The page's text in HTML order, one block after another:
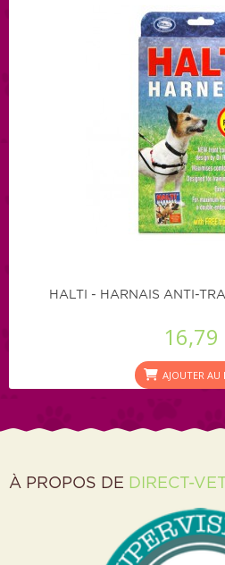
HALTI - HARNAIS ANTI-
16,79
AJOUTER AU
À PROPOS DE DIRECT-